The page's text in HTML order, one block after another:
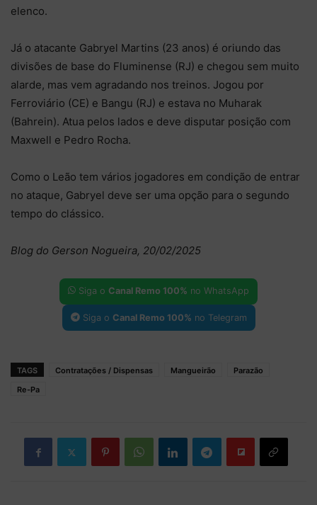
elenco.
Já o atacante Gabryel Martins (23 anos) é oriundo das
divisões de base do Fluminense (RJ) e chegou sem muito
alarde, mas vem agradando nos treinos. Jogou por
Ferroviário (CE) e Bangu (RJ) e estava no Muharak
(Bahrein). Atua pelos lados e deve disputar posição com
Maxwell e Pedro Rocha.
Como o Leão tem vários jogadores em condição de entrar
no ataque, Gabryel deve ser uma opção para o segundo
tempo do clássico.
Blog do Gerson Nogueira, 20/02/2025
Siga o Canal Remo 100% no WhatsApp
Siga o Canal Remo 100% no Telegram
TAGS Contratações / Dispensas Mangueirão
Parazão
Re-Pa